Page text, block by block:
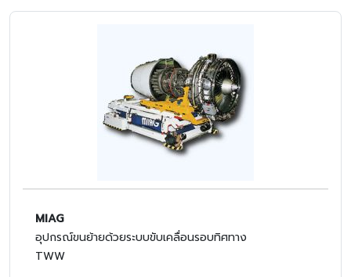
MIAG
อุปกรณ์ขนย้ายด้วยระบบขับเคลื่อนรอบทิศทาง
TWW